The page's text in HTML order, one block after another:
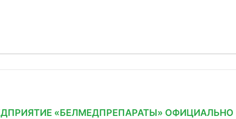
«БЕЛМЕДПРЕПАРАТЫ» ОФИЦИАЛЬНО